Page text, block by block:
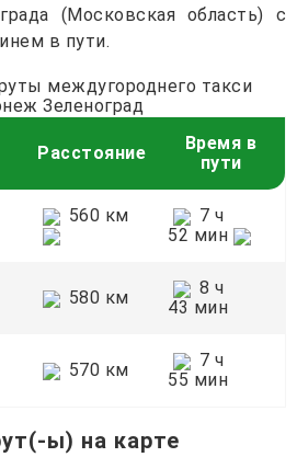
(Московская область) с
в пути.
междугороднего такси
Зеленоград
Расстояние
Время в
пути
560 км
7 ч
52 мин
580 км
8 ч
43 мин
570 км
7 ч
55 мин
ы) на карте